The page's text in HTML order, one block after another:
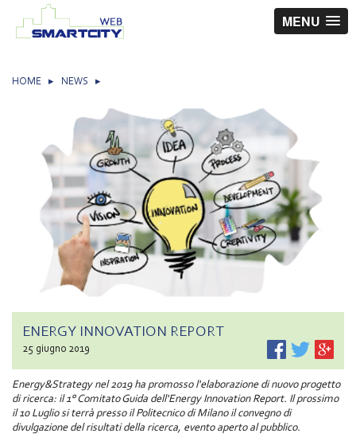
MENU
HOME ▸ NEWS ▸
ENERGY INNOVATION REPORT
25 giugno 2019
Energy&Strategy nel 2019 ha promosso l'elaborazione di nuovo progetto
di ricerca: il 1° Comitato Guida dell'Energy Innovation Report. Il prossimo
il 10 Luglio si terrà presso il Politecnico di Milano il convegno di
divulgazione del risultati della ricerca, evento aperto al pubblico.